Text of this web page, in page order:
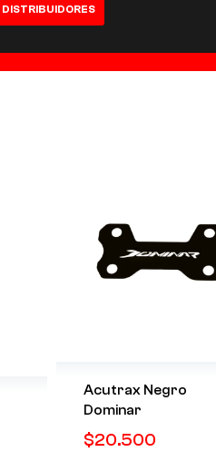
DISTRIBUIDORES
Acutrax Negro
Dominar
$20.500